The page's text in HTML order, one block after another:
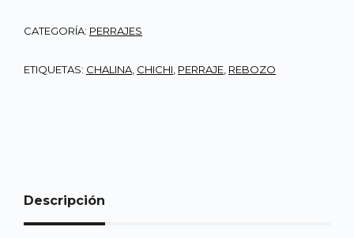
CATEGORÍA: PERRAJES
ETIQUETAS: CHALINA, CHICHI, PERRAJE, REBOZO
Descripción